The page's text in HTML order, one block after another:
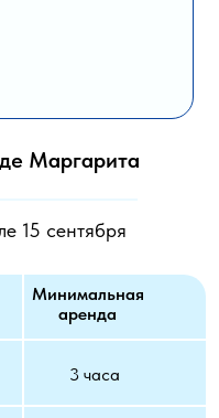
Маргарита
15 сентября
Минимальная
аренда
3 часа